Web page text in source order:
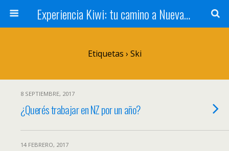
Experiencia Kiwi: tu camino a Nueva Zelanda
Etiquetas › Ski
8 SEPTIEMBRE, 2017
¿Querés trabajar en NZ por un año?
14 FEBRERO, 2017